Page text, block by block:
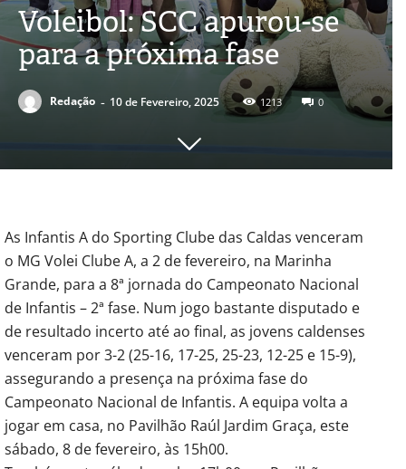
Voleibol: SCC apurou-se
para a próxima fase
Redação - 10 de Fevereiro, 2025 1213 0
As Infantis A do Sporting Clube das Caldas venceram
o MG Volei Clube A, a 2 de fevereiro, na Marinha
Grande, para a 8ª jornada do Campeonato Nacional
de Infantis – 2ª fase. Num jogo bastante disputado e
de resultado incerto até ao final, as jovens caldenses
venceram por 3-2 (25-16, 17-25, 25-23, 12-25 e 15-9),
assegurando a presença na próxima fase do
Campeonato Nacional de Infantis. A equipa volta a
jogar em casa, no Pavilhão Raúl Jardim Graça, este
sábado, 8 de fevereiro, às 15h00.